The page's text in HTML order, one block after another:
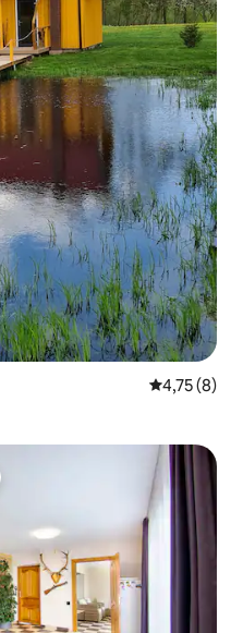
Évaluation
4,75 (8)
appréciés